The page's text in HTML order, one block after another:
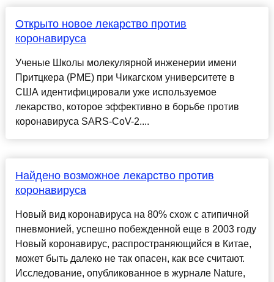
Открыто новое лекарство против
коронавируса
Ученые Школы молекулярной инженерии имени
Притцкера (PME) при Чикагском университете в
США идентифицировали уже используемое
лекарство, которое эффективно в борьбе против
коронавируса SARS-CoV-2....
Найдено возможное лекарство против
коронавируса
Новый вид коронавируса на 80% схож с атипичной
пневмонией, успешно побежденной еще в 2003 году
Новый коронавирус, распространяющийся в Китае,
может быть далеко не так опасен, как все считают.
Исследование, опубликованное в журнале Nature,